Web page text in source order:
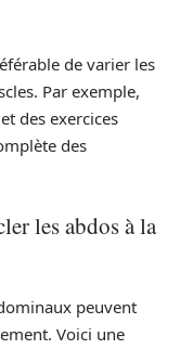
de varier les
Par exemple,
des exercices
des
les abdos à la
peuvent
Voici une